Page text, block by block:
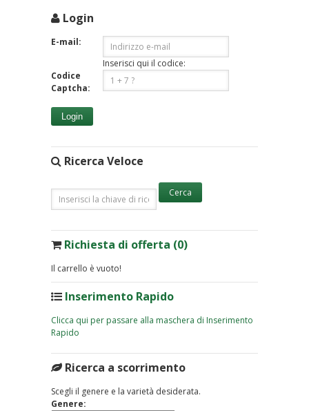
Login
E-mail:
Codice
Captcha:
Inserisci qui il codice:
Login
Ricerca Veloce
Richiesta di offerta (0)
Il carrello è vuoto!
Inserimento Rapido
Clicca qui per passare alla maschera di Inserimento
Rapido
Ricerca a scorrimento
Scegli il genere e la varietà desiderata.
Genere: